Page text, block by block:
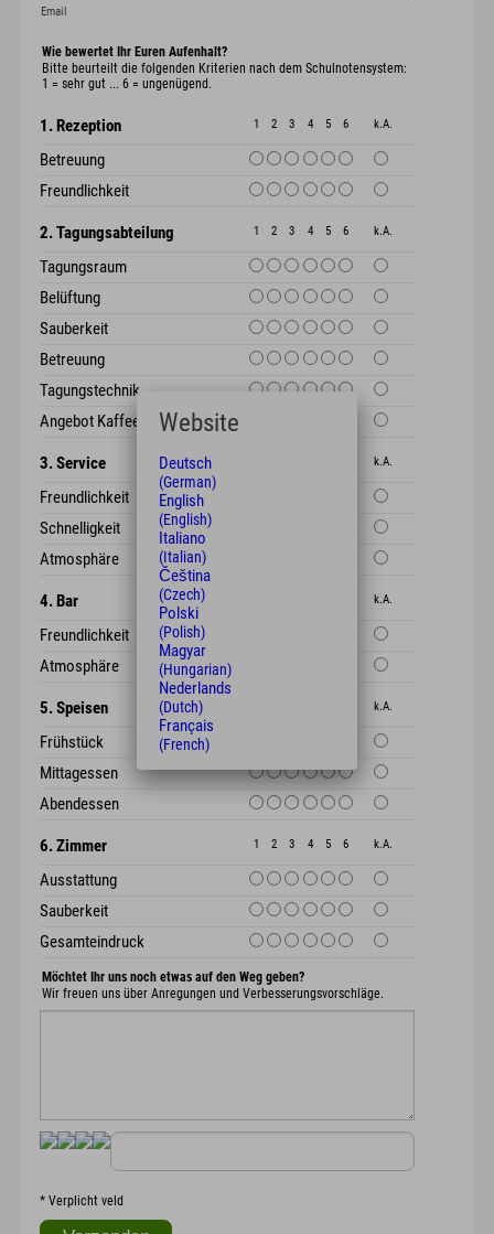
Email
Wie bewertet Ihr Euren Aufenhalt?
Bitte beurteilt die folgenden Kriterien nach dem Schulnotensystem:
1 = sehr gut ... 6 = ungenügend.
1 2 3 4 5 6 k.A.
1. Rezeption
Betreuung
Freundlichkeit
1 2 3 4 5 6 k.A.
2. Tagungsabteilung
Tagungsraum
Belüftung
Sauberkeit
Betreuung
Tagungstechnik
Angebot Kaffeepause
k.A.
3. Service
Freundlichkeit
Schnelligkeit
Atmosphäre
k.A.
4. Bar
Freundlichkeit
Atmosphäre
k.A.
5. Speisen
Frühstück
Mittagessen
Abendessen
1 2 3 4 5 6 k.A.
6. Zimmer
Ausstattung
Sauberkeit
Gesamteindruck
Möchtet Ihr uns noch etwas auf den Weg geben?
Wir freuen uns über Anregungen und Verbesserungsvorschläge.
* Verplicht veld
Website
Deutsch
(German)
English
(English)
Italiano
(Italian)
Čeština
(Czech)
Polski
(Polish)
Magyar
(Hungarian)
Nederlands
(Dutch)
Français
(French)